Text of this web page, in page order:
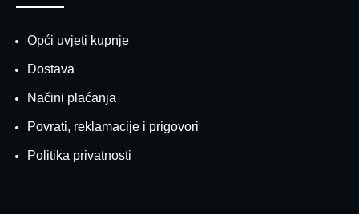
Opći uvjeti kupnje
Dostava
Načini plaćanja
Povrati, reklamacije i prigovori
Politika privatnosti